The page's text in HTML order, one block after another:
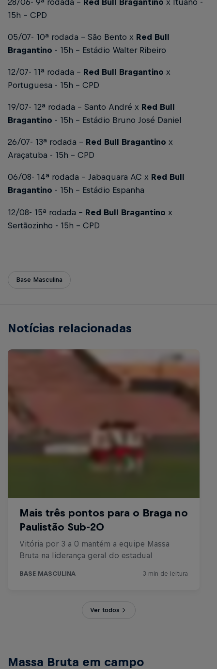
15h - CPD
05/07- 10ª rodada - São Bento x Red Bull
Bragantino - 15h - Estádio Walter Ribeiro
12/07- 11ª rodada - Red Bull Bragantino x
Portuguesa - 15h - CPD
19/07- 12ª rodada - Santo André x Red Bull
Bragantino - 15h - Estádio Bruno José Daniel
26/07- 13ª rodada - Red Bull Bragantino x
Araçatuba - 15h - CPD
06/08- 14ª rodada - Jabaquara AC x Red Bull
Bragantino - 15h - Estádio Espanha
12/08- 15ª rodada - Red Bull Bragantino x
Sertãozinho - 15h - CPD
Base Masculina
Notícias relacionadas
Ver todos
Massa Bruta em campo